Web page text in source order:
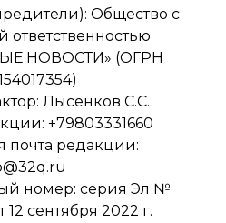
Общество с
ответственностью
НОВОСТИ» (ОГРН
Лысенков С.С.
+79803331660
почта редакции:
номер: серия Эл №
сентября 2022 г.